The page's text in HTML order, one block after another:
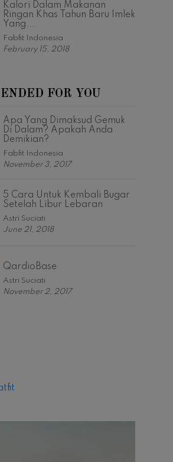
Kalori Dalam Makanan
Ringan Khas Tahun Baru Imlek
Yang...
Fabfit Indonesia
February 15, 2018
FOR YOU
Apa Yang Dimaksud Gemuk
Di Dalam? Apakah Anda
Demikian?
Fabfit Indonesia
November 3, 2017
5 Cara Untuk Kembali Bugar
Setelah Libur Lebaran
Astri Suciati
June 21, 2018
QardioBase
Astri Suciati
November 2, 2017